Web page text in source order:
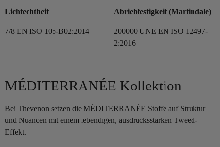
Lichtechtheit
7/8 EN ISO 105-B02:2014
Abriebfestigkeit (Martindale)
200000 UNE EN ISO 12497-
2:2016
MÉDITERRANÉE Kollektion
Bei Thevenon setzen die MÉDITERRANÉE Stoffe auf Struktur
und Nuancen mit einem lebendigen, ausdrucksstarken Tweed-
Effekt.